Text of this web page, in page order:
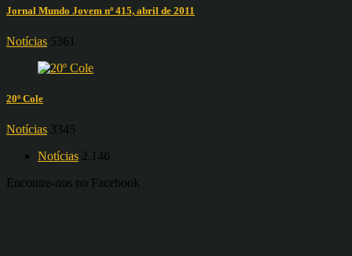
Jornal Mundo Jovem nº 415, abril de 2011
Notícias 5361
20º Cole
Notícias 3345
Notícias 2.146
Encontre-nos no Facebook